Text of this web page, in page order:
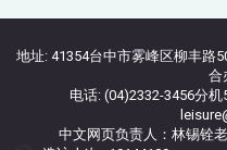
地址: 41354台中市雾峰区柳丰路
合
电话: (04)2332-3456分
中文网页负责人：林锡铨